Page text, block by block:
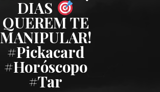
DIAS
QUEREM TE
MANIPULAR!
#pickacard
#horóscopo
#tar